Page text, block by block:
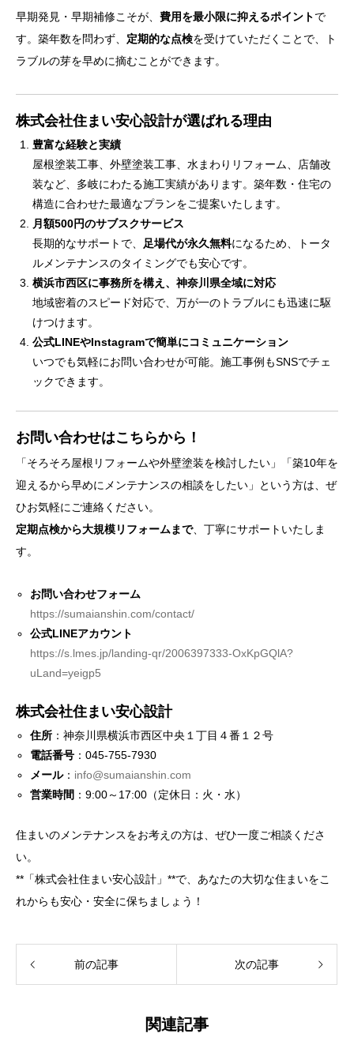
早期発見・早期補修こそが、 費用を最小限に抑えるポイントで
す。築年数を問わず、 定期的な点検を受けていただくことで、ト
ラブルの芽を早めに摘むことができます。
株式会社住まい安心設計が選ばれる理由
豊富な経験と実績
屋根塗装工事、外壁塗装工事、水まわりリフォーム、店舗改
装など、多岐にわたる施工実績があります。築年数・住宅の
構造に合わせた最適なプランをご提案いたします。
月額500円のサブスクサービス
長期的なサポートで、
足場代が永久無料になるため、トータ
ルメンテナンスのタイミングでも安心です。
横浜市西区に事務所を構え、神奈川県全域に対応
地域密着のスピード対応で、万が一のトラブルにも迅速に駆
けつけます。
公式LINEやInstagramで簡単にコミュニケーション
いつでも気軽にお問い合わせが可能。施工事例もSNSでチェ
ックできます。
お問い合わせはこちらから！
「そろそろ屋根リフォームや外壁塗装を検討したい」「築10年を
迎えるから早めにメンテナンスの相談をしたい」という方は、ぜ
ひお気軽にご連絡ください。
定期点検から大規模リフォームまで、丁寧にサポートいたしま
す。
お問い合わせフォーム
https://sumaianshin.com/contact/
公式LINEアカウント
https://s.lmes.jp/landing-qr/2006397333-OxKpGQlA?
uLand=yeigp5
株式会社住まい安心設計
住所 ：神奈川県横浜市西区中央１丁目４番１２号
電話番号 ：045-755-7930
メール： info@sumaianshin.com
営業時間 ：9:00～17:00（定休日：火・水）
住まいのメンテナンスをお考えの方は、ぜひ一度ご相談くださ
い。
**「株式会社住まい安心設計」**で、あなたの大切な住まいをこ
れからも安心・安全に保ちましょう！
前の記事 次の記事
関連記事